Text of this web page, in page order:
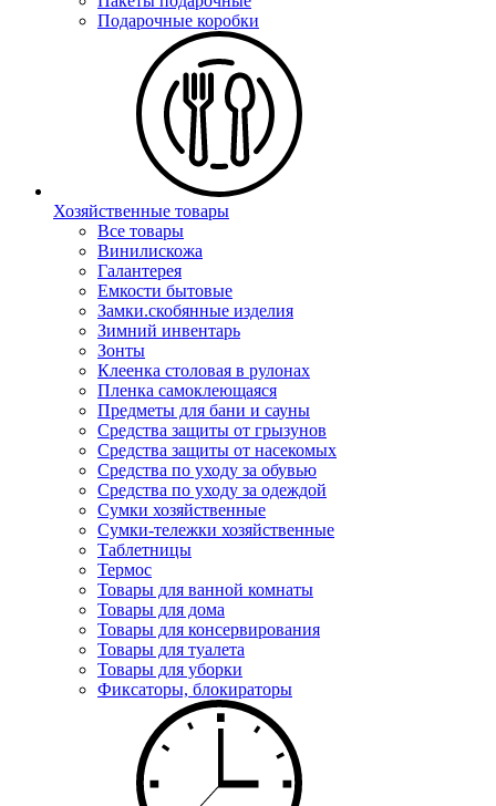
Подарочные коробки
Хозяйственные товары
Все товары
Винилискожа
Галантерея
Емкости бытовые
Замки.скобянные изделия
Зимний инвентарь
Зонты
Клеенка столовая в рулонах
Пленка самоклеющаяся
Предметы для бани и сауны
Средства защиты от грызунов
Средства защиты от насекомых
Средства по уходу за обувью
Средства по уходу за одеждой
Сумки хозяйственные
Сумки-тележки хозяйственные
Таблетницы
Термос
Товары для ванной комнаты
Товары для дома
Товары для консервирования
Товары для туалета
Товары для уборки
Фиксаторы, блокираторы